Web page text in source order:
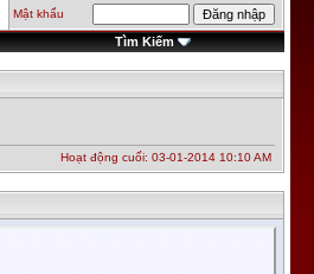
Mật khẩu
Tìm Kiếm
Hoạt động cuối: 03-01-2014 10:10 AM